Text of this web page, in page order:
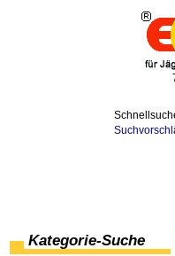
Kategorie-Suche